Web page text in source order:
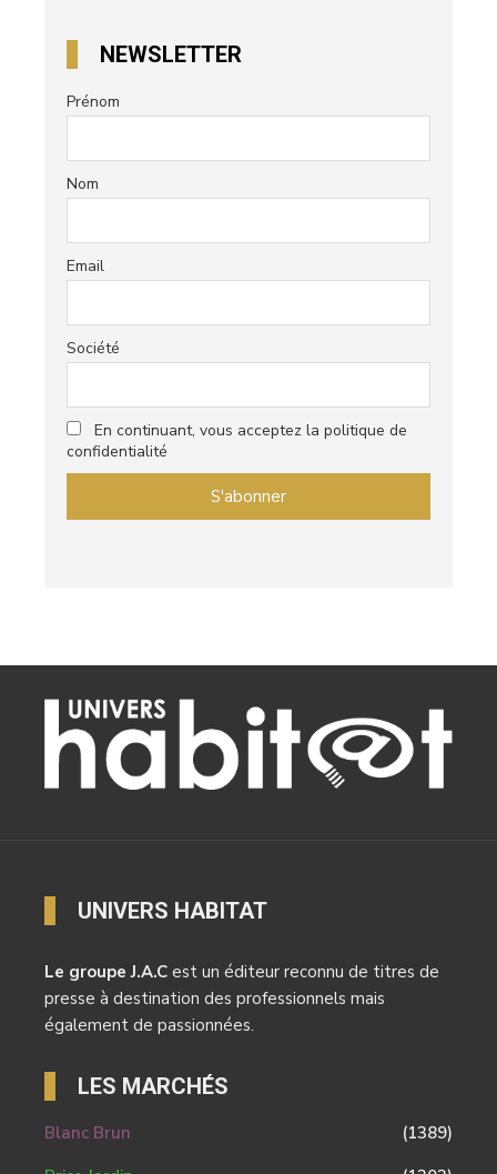
NEWSLETTER
Prénom
Nom
Email
Société
En continuant, vous acceptez la politique de
confidentialité
UNIVERS HABITAT
Le groupe J.A.C est un éditeur reconnu de titres de
presse à destination des professionnels mais
également de passionnées.
LES MARCHÉS
Blanc Brun
(1389)